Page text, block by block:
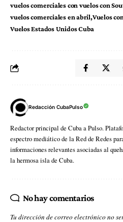
vuelos comerciales con vuelos con
vuelos comerciales en abril Vuelos
Vuelos Estados Unidos Cuba
Redacción CubaPulso
Redactor principal de Cuba a Pulso.
espectro mediático de la Red de Redes
informaciones relevantes asociadas al
la hermosa isla de Cuba.
No hay comentarios
Tu dirección de correo electrónico no